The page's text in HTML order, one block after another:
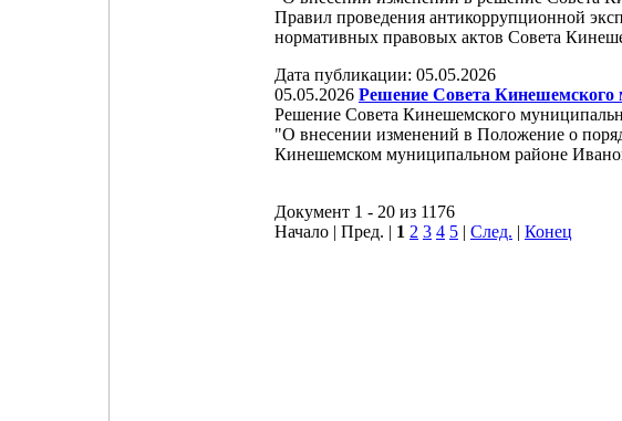
Правил проведения антикоррупционной
нормативных правовых актов Совета
Дата публикации: 05.05.2026
05.05.2026 Решение Совета Кинешемского
Решение Совета Кинешемского
"О внесении изменений в Положение о
Кинешемском муниципальном районе
Документ 1 - 20 из 1176
Начало | Пред. | 1 2 3 4 5 | След. | Конец